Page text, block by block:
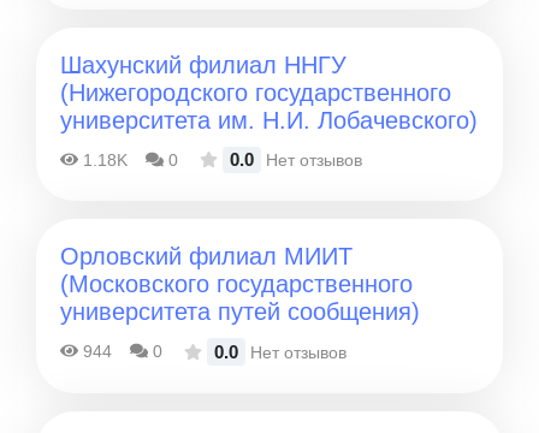
Шахунский филиал ННГУ
(Нижегородского государственного
университета им. Н.И. Лобачевского)
1.18K 0 0.0 Нет отзывов
Орловский филиал МИИТ
(Московского государственного
университета путей сообщения)
944 0 0.0 Нет отзывов